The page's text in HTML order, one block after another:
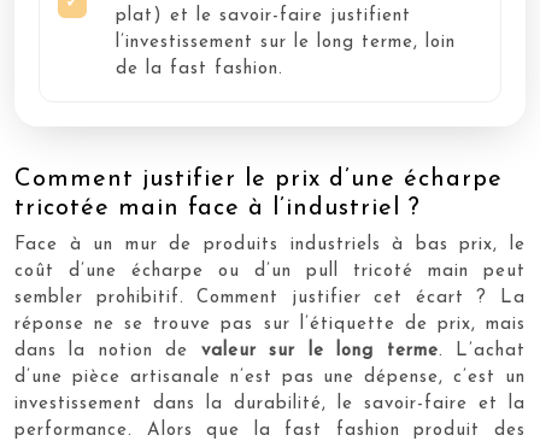
plat) et le savoir-faire justifient
l’investissement sur le long terme, loin
de la fast fashion.
Comment justifier le prix d’une écharpe
tricotée main face à l’industriel ?
Face à un mur de produits industriels à bas prix, le
coût d’une écharpe ou d’un pull tricoté main peut
sembler prohibitif. Comment justifier cet écart ? La
réponse ne se trouve pas sur l’étiquette de prix, mais
dans la notion de valeur sur le long terme. L’achat
d’une pièce artisanale n’est pas une dépense, c’est un
investissement dans la durabilité, le savoir-faire et la
performance. Alors que la fast fashion produit des